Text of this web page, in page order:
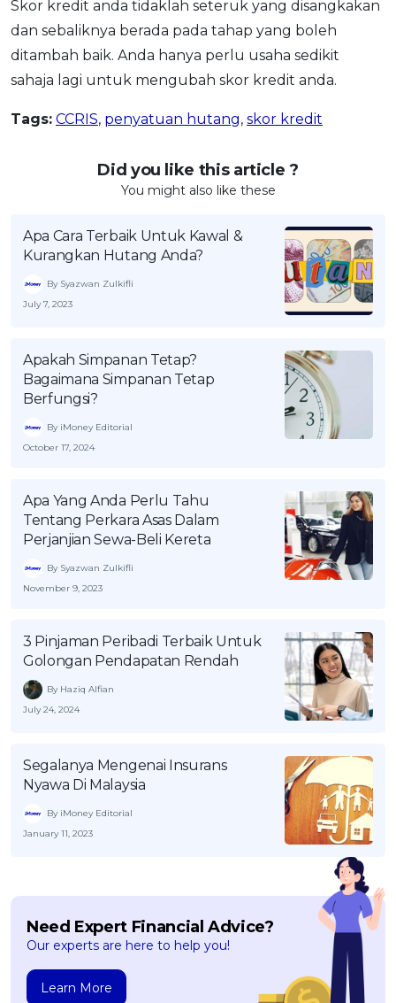
Skor kredit anda tidaklah seteruk yang disangkakan
dan sebaliknya berada pada tahap yang boleh
ditambah baik. Anda hanya perlu usaha sedikit
sahaja lagi untuk mengubah skor kredit anda.
Tags: CCRIS, penyatuan hutang, skor kredit
Did you like this article ?
You might also like these
Apa Cara Terbaik Untuk Kawal &
Kurangkan Hutang Anda?
By Syazwan Zulkifli
July 7, 2023
Apakah Simpanan Tetap?
Bagaimana Simpanan Tetap
Berfungsi?
By iMoney Editorial
October 17, 2024
Apa Yang Anda Perlu Tahu
Tentang Perkara Asas Dalam
Perjanjian Sewa-Beli Kereta
By Syazwan Zulkifli
November 9, 2023
3 Pinjaman Peribadi Terbaik Untuk
Golongan Pendapatan Rendah
By Haziq Alfian
July 24, 2024
Segalanya Mengenai Insurans
Nyawa Di Malaysia
By iMoney Editorial
January 11, 2023
Need Expert Financial Advice?
Our experts are here to help you!
Learn More